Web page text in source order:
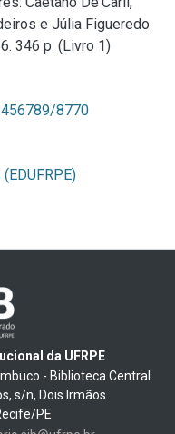
e Júlia Figueredo
346 p. (Livro 1)
8770
da UFRPE
- Biblioteca Central
s/n, Dois Irmãos
PE